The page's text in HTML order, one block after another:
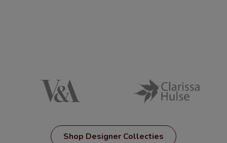
Shop Designer Collecties